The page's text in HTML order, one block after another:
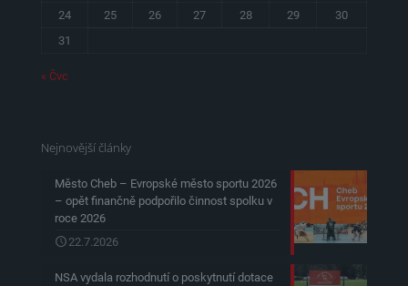
24
25 26 27 28 29
30
31
« Čvc
Nejnovější články
Město Cheb – Evropské město sportu 2026
– opět finančně podpořilo činnost spolku v
roce 2026
22.7.2026
NSA vydala rozhodnutí o poskytnutí dotace